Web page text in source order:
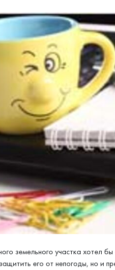
земельного участка хотел
его от непогоды, но и